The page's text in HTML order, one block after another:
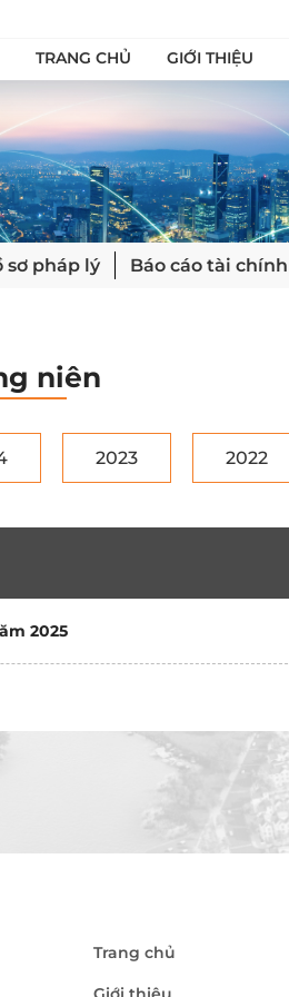
TRANG CHỦ GIỚI THIỆU
sơ pháp lý Báo cáo tài chính
niên
2023 2022
2025
Trang chủ